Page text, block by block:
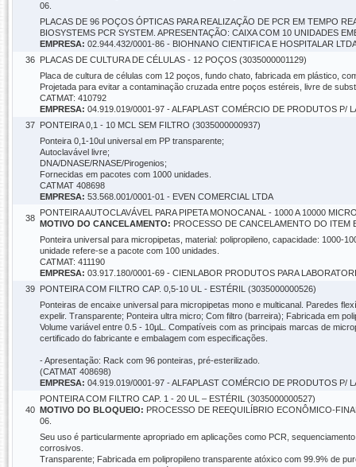
06.
PLACAS DE 96 POÇOS ÓPTICAS PARA REALIZAÇÃO DE PCR EM TEMPO
BIOSYSTEMS PCR SYSTEM. APRESENTAÇÃO: CAIXA COM 10 UNIDADES
EMPRESA: 02.944.432/0001-86 - BIOHNANO CIENTIFICA E HOSPITALAR
36 PLACAS DE CULTURA DE CÉLULAS - 12 POÇOS (3035000001129)
Placa de cultura de células com 12 poços, fundo chato, fabricada em plástico,
Projetada para evitar a contaminação cruzada entre poços estéreis, livre de
CATMAT: 410792
EMPRESA: 04.919.019/0001-97 - ALFAPLAST COMÉRCIO DE PRODUTOS P/
37 PONTEIRA 0,1 - 10 MCL SEM FILTRO (3035000000937)
Ponteira 0,1-10ul universal em PP transparente;
Autoclavável livre;
DNA/DNASE/RNASE/Pirogenios;
Fornecidas em pacotes com 1000 unidades.
CATMAT 408698
EMPRESA: 53.568.001/0001-01 - EVEN COMERCIAL LTDA
38
PONTEIRA AUTOCLAVÁVEL PARA PIPETA MONOCANAL - 1000 A 10000
MOTIVO DO CANCELAMENTO: PROCESSO DE CANCELAMENTO DO ITEM
Ponteira universal para micropipetas, material: polipropileno, capacidade: 1000-
unidade refere-se a pacote com 100 unidades.
CATMAT: 411190
EMPRESA: 03.917.180/0001-69 - CIENLABOR PRODUTOS PARA
39 PONTEIRA COM FILTRO CAP. 0,5-10 UL - ESTÉRIL (3035000000526)
Ponteiras de encaixe universal para micropipetas mono e multicanal. Paredes
expelir. Transparente; Ponteira ultra micro; Com filtro (barreira); Fabricada em
Volume variável entre 0.5 - 10µL. Compatíveis com as principais marcas de
certificado do fabricante e embalagem com especificações.
- Apresentação: Rack com 96 ponteiras, pré-esterilizado.
(CATMAT 408698)
EMPRESA: 04.919.019/0001-97 - ALFAPLAST COMÉRCIO DE PRODUTOS P/
40
PONTEIRA COM FILTRO CAP. 1 - 20 UL – ESTÉRIL (3035000000527)
MOTIVO DO BLOQUEIO: PROCESSO DE REEQUILÍBRIO ECONÔMICO-
06.
Seu uso é particularmente apropriado em aplicações como PCR,
corrosivos.
Transparente; Fabricada em polipropileno transparente atóxico com 99.9% de